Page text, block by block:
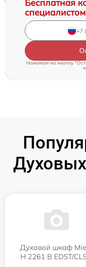
Бесплатная
специалистом
Нажимая на кнопку
Духовой шкаф
H 2261 B EDST/